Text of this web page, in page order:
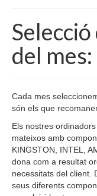
Com treballem
Contacta
Botiga
Idiomes
Selecció de
del
Cada mes
són els que
Els nostres
mateixos amb
KINGSTON, INTEL,
dona com a resultat
necessitats del client.
seus diferents